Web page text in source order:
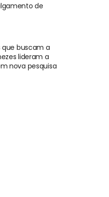
de
que buscam a
lideram a
nova pesquisa